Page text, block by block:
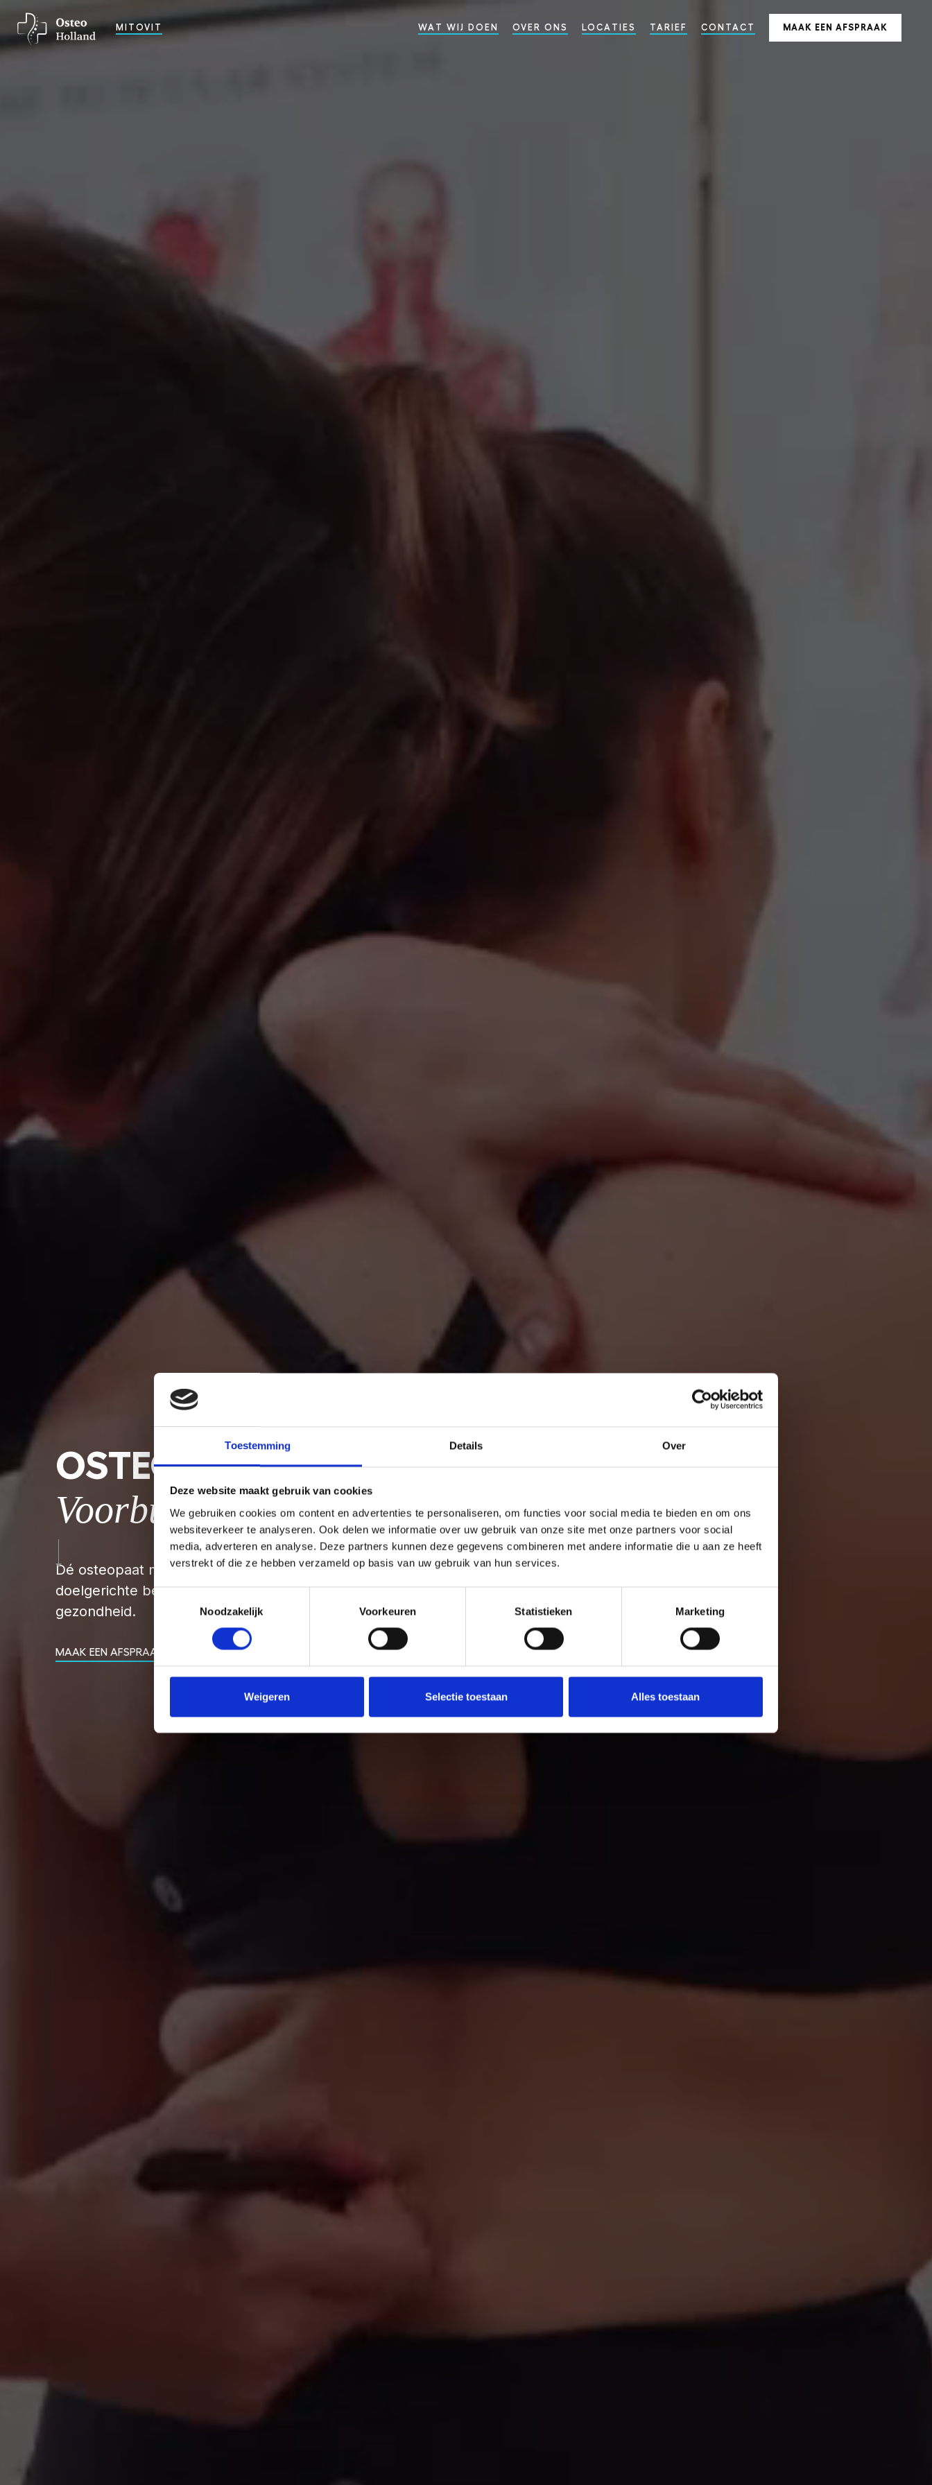
Toestemming Details Over
Deze website maakt gebruik van cookies
We gebruiken cookies om content en advertenties te personaliseren, om functies voor social media te bieden en om ons
websiteverkeer te analyseren. Ook delen we informatie over uw gebruik van onze site met onze partners voor social
media, adverteren en analyse. Deze partners kunnen deze gegevens combineren met andere informatie die u aan ze heeft
verstrekt of die ze hebben verzameld op basis van uw gebruik van hun services.
Toestemmingsselectie
Noodzakelijk
Voorkeuren Statistieken Marketing
Weigeren Selectie toestaan Alles toestaan
MITOVIT WAT WIJ DOEN OVER ONS LOCATIES TARIEF CONTACT MAAK EEN AFSPRAAK
OSTEOPATHIE IN
Voorburg
Dé osteopaat met een wetenschappelijke aanpak voor een
doelgerichte behandeling en duurzame verbetering van je
gezondheid.
MAAK EEN AFSPRAAK